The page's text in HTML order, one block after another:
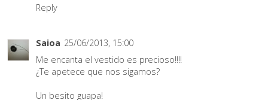
Reply
Saioa 25/06/2013, 15:00
Me encanta el vestido es precioso!!!!
¿Te apetece que nos sigamos?
Un besito guapa!